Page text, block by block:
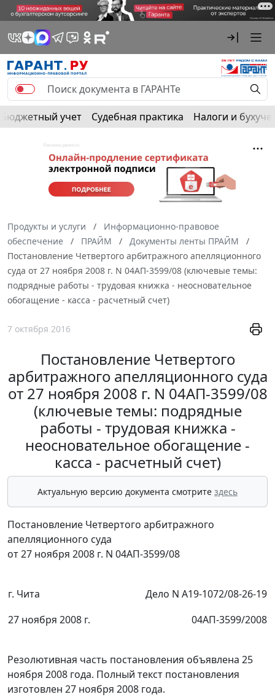
Бюджетный учет Судебная практика Налоги и
Продукты и услуги
Информационно-правовое
обеспечение
ПРАЙМ
Документы ленты ПРАЙМ
Постановление Четвертого арбитражного апелляционного
суда от 27 ноября 2008 г. N 04АП-3599/08 (ключевые темы:
подрядные работы - трудовая книжка - неосновательное
обогащение - касса - расчетный счет)
7 октября 2016
Постановление Четвертого
арбитражного апелляционного суда
от 27 ноября 2008 г. N 04АП-3599/08
(ключевые темы: подрядные
работы - трудовая книжка -
неосновательное обогащение -
касса - расчетный счет)
Актуальную версию документа смотрите здесь
Постановление Четвертого арбитражного
апелляционного суда
от 27 ноября 2008 г. N 04АП-3599/08
г. Чита
Дело N А19-1072/08-26-19
27 ноября 2008 г.
04АП-3599/2008
Резолютивная часть постановления объявлена 25
ноября 2008 года. Полный текст постановления
изготовлен 27 ноября 2008 года.